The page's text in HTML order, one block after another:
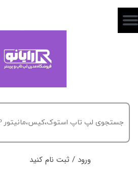
ورود / ثبت نام کنید
حساب کاربری من
خروج از حساب کاربری